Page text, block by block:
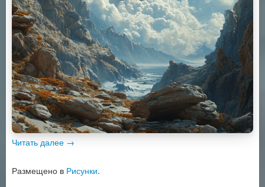
Читать далее →
Размещено в Рисунки.